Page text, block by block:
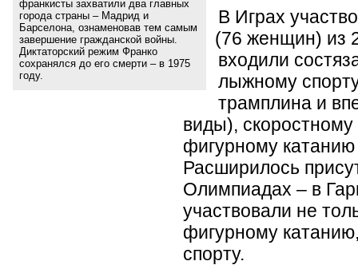
франкисты захватили два главных
города страны – Мадрид и
Барселона, ознаменовав тем самым
завершение гражданской войны.
Диктаторский режим Франко
сохранялся до его смерти – в 1975
году.
В Играх
(76 женщин) из
входили
лыжному
трамплина и
виды), скоростному
фигурному
Расширилось
Олимпиадах – в
участвовали не
фигурному
спорту.